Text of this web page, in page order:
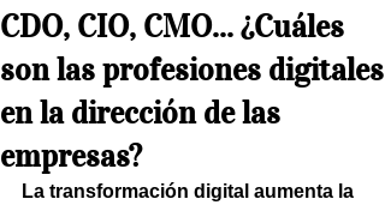
CDO, CIO, CMO... ¿Cuáles
son las profesiones digitales
en la dirección de las
empresas?
La transformación digital aumenta la